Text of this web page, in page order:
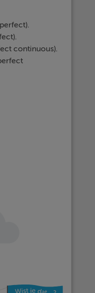
continuous).